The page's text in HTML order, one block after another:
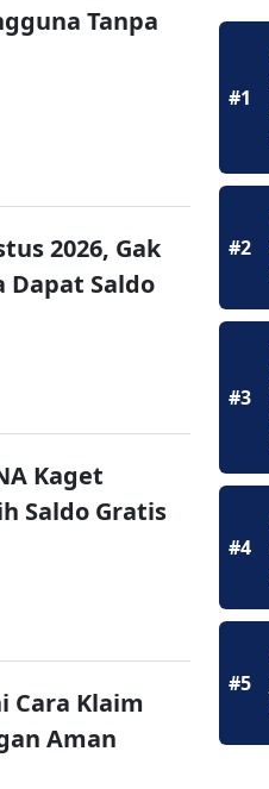
Tanpa
2026, Gak
Dapat Saldo
Kaget
Saldo Gratis
Cara Klaim
Aman
#1
#2
#3
#4
#5